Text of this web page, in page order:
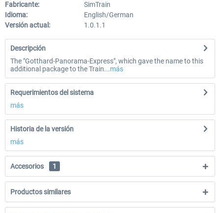
Fabricante:
SimTrain
Idioma:
English/German
Versión actual:
1.0.1.1
Descripción
The "Gotthard-Panorama-Express", which gave the name to this
additional package to the Train...más
Requerimientos del sistema
más
Historia de la versión
más
Accesorios 1
Productos similares